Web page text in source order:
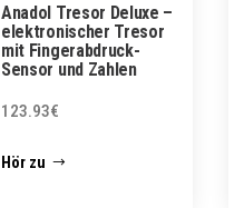
Anadol Tresor Deluxe –
elektronischer Tresor
mit Fingerabdruck-
Sensor und Zahlen
123.93€
Hör zu